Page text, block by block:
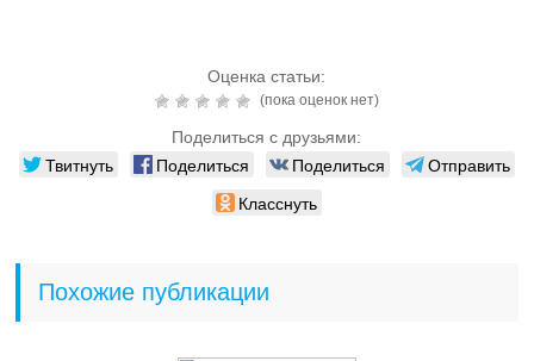
Оценка статьи:
(пока оценок нет)
Поделиться с друзьями:
Твитнуть Поделиться Поделиться
Отправить
Класснуть
Похожие публикации